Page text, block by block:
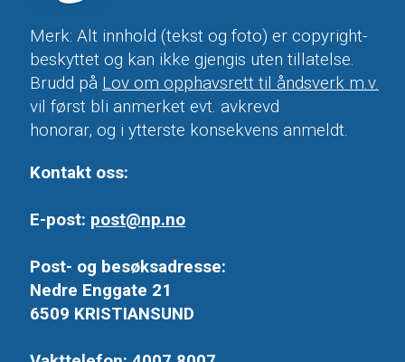
Merk: Alt innhold (tekst og foto) er copyright-
beskyttet og kan ikke gjengis uten tillatelse.
Brudd på Lov om opphavsrett til åndsverk m.v.
vil først bli anmerket evt. avkrevd
honorar, og i ytterste konsekvens anmeldt.
Kontakt oss:
E-post: post@np.no
Post- og besøksadresse:
Nedre Enggate 21
6509 KRISTIANSUND